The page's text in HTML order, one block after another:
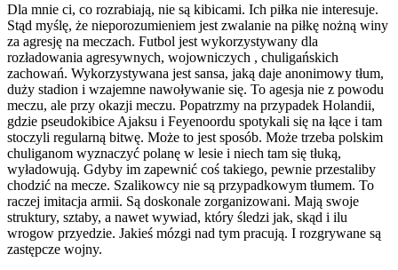
Dla mnie ci, co rozrabiają, nie są kibicami. Ich piłka nie interesuje.
Stąd myślę, że nieporozumieniem jest zwalanie na piłkę nożną winy
za agresję na meczach. Futbol jest wykorzystywany dla
rozładowania agresywnych, wojowniczych , chuligańskich
zachowań. Wykorzystywana jest sansa, jaką daje anonimowy tłum,
duży stadion i wzajemne nawoływanie się. To agesja nie z powodu
meczu, ale przy okazji meczu. Popatrzmy na przypadek Holandii,
gdzie pseudokibice Ajaksu i Feyenoordu spotykali się na łące i tam
stoczyli regularną bitwę. Może to jest sposób. Może trzeba polskim
chuliganom wyznaczyć polanę w lesie i niech tam się tłuką,
wyładowują. Gdyby im zapewnić coś takiego, pewnie przestaliby
chodzić na mecze. Szalikowcy nie są przypadkowym tłumem. To
raczej imitacja armii. Są doskonale zorganizowani. Mają swoje
struktury, sztaby, a nawet wywiad, który śledzi jak, skąd i ilu
wrogow przyedzie. Jakieś mózgi nad tym pracują. I rozgrywane są
zastępcze wojny.